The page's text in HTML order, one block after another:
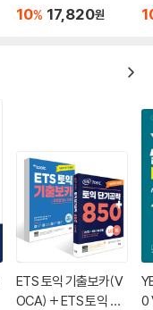
C+VOCA)
10% 17,820원
ETS 토익 기출보카(V
OCA) + ETS 토익 단
0